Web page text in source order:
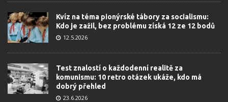
Kvíz na téma pionýrské tábory za socialismu:
Kdo je zažil, bez problému získá 12 ze 12 bodů
12.5.2026
Test znalostí o každodenní realitě za
komunismu: 10 retro otázek ukáže, kdo má
dobrý přehled
23.6.2026